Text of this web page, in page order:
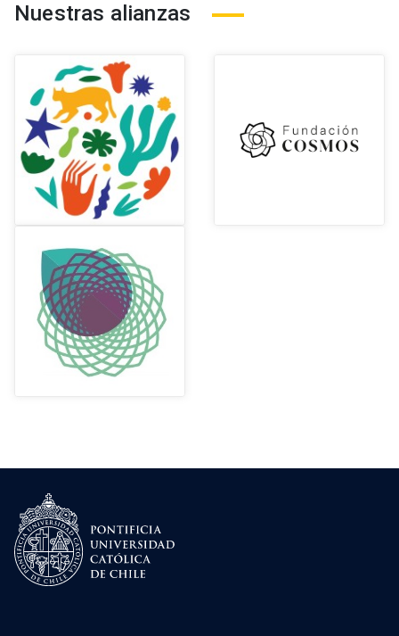
Nuestras alianzas